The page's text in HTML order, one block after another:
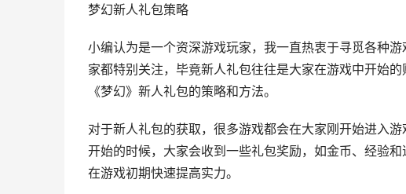
梦幻新人礼包策略
小编认为是一个资深游戏玩家，我一直热衷于寻觅各种
家都特别关注，毕竟新人礼包往往是大家在游戏中开始
《梦幻》新人礼包的策略和方法。
对于新人礼包的获取，很多游戏都会在大家刚开始进入
开始的时候，大家会收到一些礼包奖励，如金币、经验
在游戏初期快速提高实力。